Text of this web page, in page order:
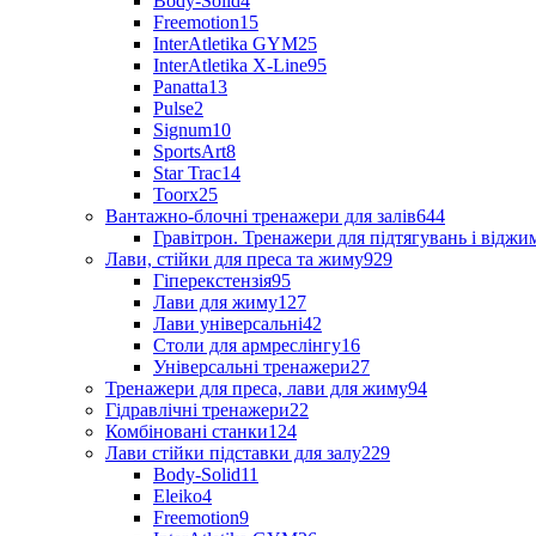
Freemotion15
InterAtletika GYM25
InterAtletika X-Line95
Panatta13
Pulse2
Signum10
SportsArt8
Star Trac14
Toorx25
Вантажно-блочні тренажери для залів644
Гравітрон. Тренажери для підтягувань і
Лави, стійки для преса та жиму929
Гіперекстензія95
Лави для жиму127
Лави універсальні42
Столи для армреслінгу16
Універсальні тренажери27
Тренажери для преса, лави для жиму94
Гідравлічні тренажери22
Комбіновані станки124
Лави стійки підставки для залу229
Body-Solid11
Eleiko4
Freemotion9